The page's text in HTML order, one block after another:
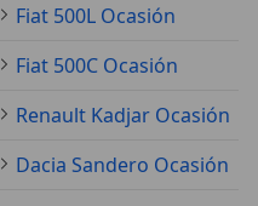
Fiat 500L Ocasión
Fiat 500C Ocasión
Renault Kadjar Ocasión
Dacia Sandero Ocasión